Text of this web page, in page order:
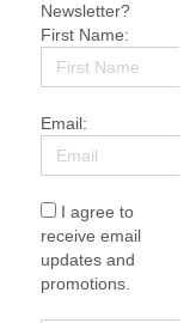
Newsletter?
First Name:
Email:
I agree to
receive email
updates and
promotions.